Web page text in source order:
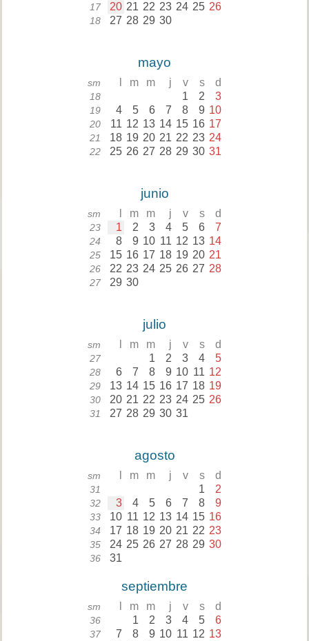
17 20 21 22 23 24 25 26
18 27 28 29 30
mayo
sm m m j v s d
18 1 2 3
19 4 5 6 7 8 9 10
20 11 12 13 14 15 16 17
21 18 19 20 21 22 23 24
22 25 26 27 28 29 30 31
junio
sm m m j v s d
23 1 2 3 4 5 6 7
24 8 9 10 11 12 13 14
25 15 16 17 18 19 20 21
26 22 23 24 25 26 27 28
27 29 30
julio
sm m m j v s d
27 1 2 3 4 5
28 6 7 8 9 10 11 12
29 13 14 15 16 17 18 19
30 20 21 22 23 24 25 26
31 27 28 29 30 31
agosto
sm m m j v s d
31 1 2
32 3 4 5 6 7 8 9
33 10 11 12 13 14 15 16
34 17 18 19 20 21 22 23
35 24 25 26 27 28 29 30
36 31
septiembre
sm m m j v s d
36 1 2 3 4 5 6
37 7 8 9 10 11 12 13